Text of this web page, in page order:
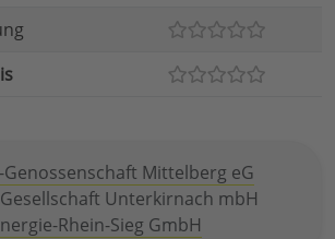
Genossenschaft Mittelberg eG
Unterkirnach mbH
Rhein-Sieg GmbH